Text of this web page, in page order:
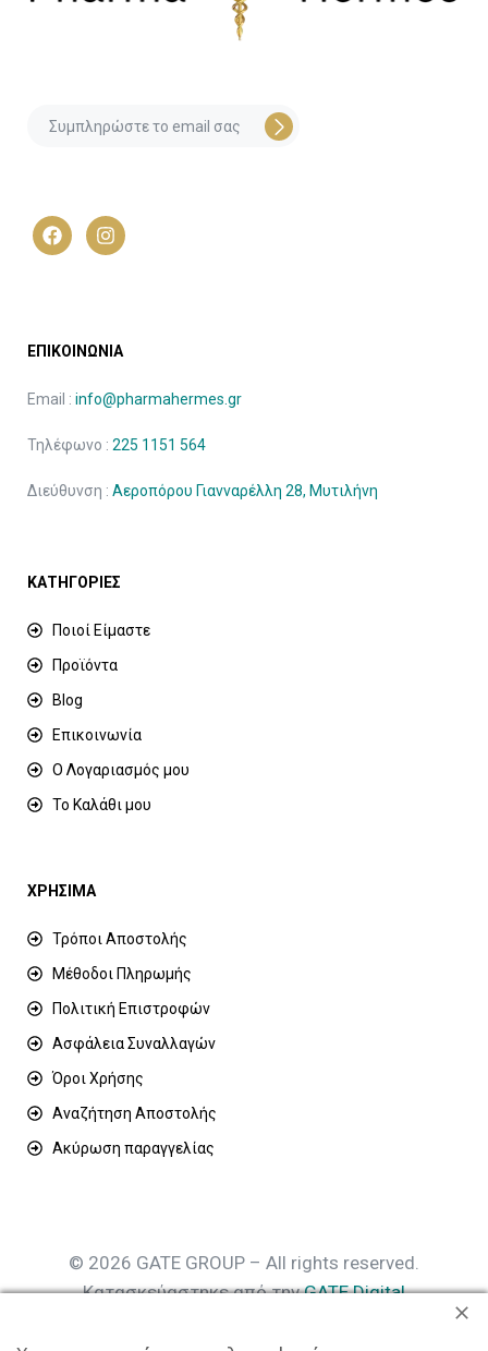
ΕΠΙΚΟΙΝΩΝΙΑ
Email : info@pharmahermes.gr
Τηλέφωνο : 225 1151 564
Διεύθυνση : Αεροπόρου Γιανναρέλλη 28, Μυτιλήνη
ΚΑΤΗΓΟΡΙΕΣ
Ποιοί Είμαστε
Προϊόντα
Blog
Επικοινωνία
Ο Λογαριασμός μου
Το Καλάθι μου
ΧΡΗΣΙΜΑ
Τρόποι Αποστολής
Μέθοδοι Πληρωμής
Πολιτική Επιστροφών
Ασφάλεια Συναλλαγών
Όροι Χρήσης
Αναζήτηση Αποστολής
Ακύρωση παραγγελίας
© 2026 GATE GROUP – All rights reserved.
Κατασκεύαστηκε από τηνGATE Digital
Αριθμός Γ.Ε.ΜΗ. : 077935642000